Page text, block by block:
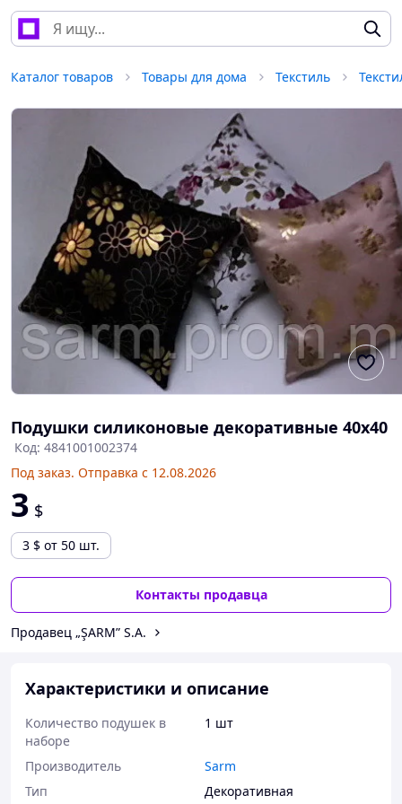
Каталог товаров Товары для дома Текстиль
Подушки силиконовые декоративные 40х40
Код: 4841001002374
Под заказ. Отправка с 12.08.2026
3 $
3 $ от 50 шт.
Контакты продавца
Продавец „ŞARM” S.A.
Характеристики и описание
Количество подушек в
наборе
1 шт
Производитель
Sarm
Тип
Декоративная